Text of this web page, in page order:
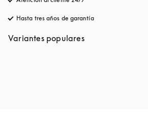
Hasta tres años de garantíaapertura en una
Variantes populares